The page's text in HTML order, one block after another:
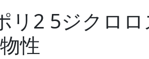
リ2 5ジクロ
性